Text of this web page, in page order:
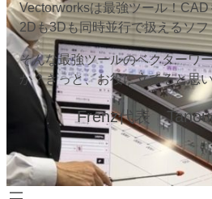
Vectorworksは最強ツール！CAD
2Dも3Dも同時並行で扱えるソフ
そんな最強ツールのベクターワ
か？きっと、お役に立てると思
Frenz代表